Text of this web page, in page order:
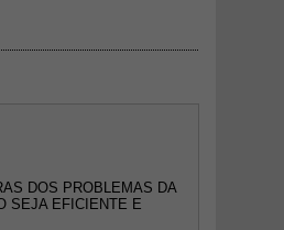
DOS PROBLEMAS DA
SEJA EFICIENTE E